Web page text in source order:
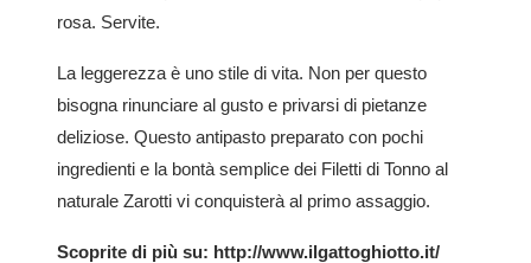
rosa. Servite.
La leggerezza è uno stile di vita. Non per questo
bisogna rinunciare al gusto e privarsi di pietanze
deliziose. Questo antipasto preparato con pochi
ingredienti e la bontà semplice dei Filetti di Tonno al
naturale Zarotti vi conquisterà al primo assaggio.
Scoprite di più su: http://www.ilgattoghiotto.it/